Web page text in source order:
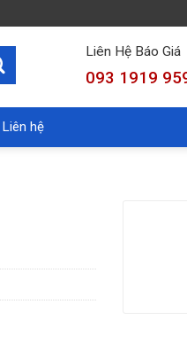
Liên Hệ Báo Giá
093 1919
Liên hệ